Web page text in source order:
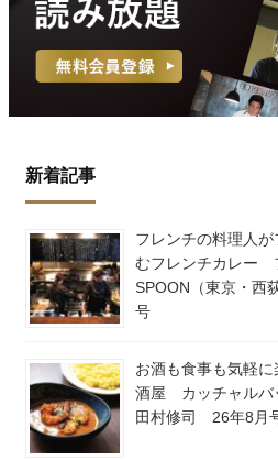
新着記事
フレンチの料理人
むフレンチカレー
SPOON（東京・
号
お酒も食事も気軽
酒屋 カッチャルバ
田村修司 26年8月